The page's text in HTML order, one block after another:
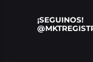
¡SEGUINOS!